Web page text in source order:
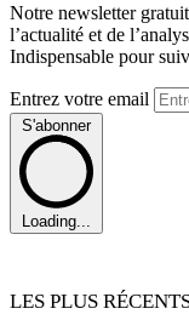
Notre newsletter
l’actualité et de
Indispensable pour
Entrez votre email
S'abonner
Loading...
LES PLUS